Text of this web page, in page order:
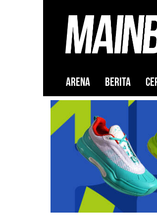
ARENA BERITA